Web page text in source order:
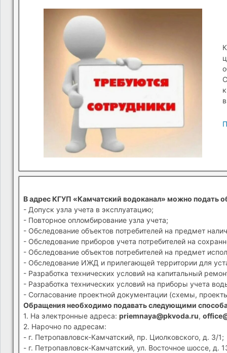
В адрес КГУП «Камчатский водоканал» можно подать
- Допуск узла учета в эксплуатацию;
- Повторное опломбирование узла учета;
- Обследование объектов потребителей на предмет
- Обследование приборов учета потребителей на
- Обследование объектов потребителей на предмет
- Обследование ИЖД и прилегающей территории для
- Разработка технических условий на капитальный
- Разработка технических условий на приборы учета
- Согласование проектной документации (схемы,
Обращения необходимо подавать следующими
1. На электронные адреса: priemnaya@pkvoda.ru,
2. Нарочно по адресам:
- г. Петропавловск-Камчатский, пр. Циолковского, д. 3/1;
- г. Петропавловск-Камчатский, ул. Восточное шоссе, д.